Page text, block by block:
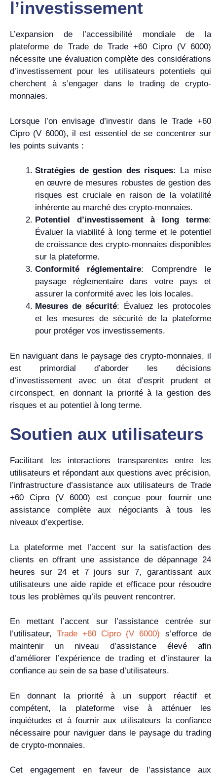
l’investissement
L’expansion de l’accessibilité mondiale de la
plateforme de Trade de Trade +60 Cipro (V 6000)
nécessite une évaluation complète des considérations
d’investissement pour les utilisateurs potentiels qui
cherchent à s’engager dans le trading de crypto-
monnaies.
Lorsque l’on envisage d’investir dans le Trade +60
Cipro (V 6000), il est essentiel de se concentrer sur
les points suivants :
Stratégies de gestion des risques: La mise
en œuvre de mesures robustes de gestion des
risques est cruciale en raison de la volatilité
inhérente au marché des crypto-monnaies.
Potentiel d’investissement à long terme:
Évaluer la viabilité à long terme et le potentiel
de croissance des crypto-monnaies disponibles
sur la plateforme.
Conformité réglementaire: Comprendre le
paysage réglementaire dans votre pays et
assurer la conformité avec les lois locales.
Mesures de sécurité: Évaluez les protocoles
et les mesures de sécurité de la plateforme
pour protéger vos investissements.
En naviguant dans le paysage des crypto-monnaies, il
est primordial d’aborder les décisions
d’investissement avec un état d’esprit prudent et
circonspect, en donnant la priorité à la gestion des
risques et au potentiel à long terme.
Soutien aux utilisateurs
Facilitant les interactions transparentes entre les
utilisateurs et répondant aux questions avec précision,
l’infrastructure d’assistance aux utilisateurs de Trade
+60 Cipro (V 6000) est conçue pour fournir une
assistance complète aux négociants à tous les
niveaux d’expertise.
La plateforme met l’accent sur la satisfaction des
clients en offrant une assistance de dépannage 24
heures sur 24 et 7 jours sur 7, garantissant aux
utilisateurs une aide rapide et efficace pour résoudre
tous les problèmes qu’ils peuvent rencontrer.
En mettant l’accent sur l’assistance centrée sur
l’utilisateur, Trade +60 Cipro (V 6000) s’efforce de
maintenir un niveau d’assistance élevé afin
d’améliorer l’expérience de trading et d’instaurer la
confiance au sein de sa base d’utilisateurs.
En donnant la priorité à un support réactif et
compétent, la plateforme vise à atténuer les
inquiétudes et à fournir aux utilisateurs la confiance
nécessaire pour naviguer dans le paysage du trading
de crypto-monnaies.
Cet engagement en faveur de l’assistance aux